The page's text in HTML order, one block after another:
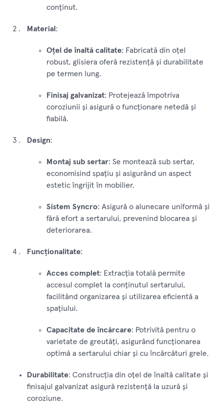
conținut.
Material :
Oțel de înaltă calitate: Fabricată din oțel
robust, glisiera oferă rezistență și durabilitate
pe termen lung.
Finisaj galvanizat: Protejează împotriva
coroziunii și asigură o funcționare netedă și
fiabilă.
Design:
Montaj sub sertar: Se montează sub sertar,
economisind spațiu și asigurând un aspect
estetic îngrijit în mobilier.
Sistem Syncro: Asigură o alunecare uniformă și
fără efort a sertarului, prevenind blocarea și
deteriorarea.
Funcționalitate:
Acces complet: Extracția totală permite
accesul complet la conținutul sertarului,
facilitând organizarea și utilizarea eficientă a
spațiului.
Capacitate de încărcare: Potrivită pentru o
varietate de greutăți, asigurând funcționarea
optimă a sertarului chiar și cu încărcături grele.
Durabilitate: Construcția din oțel de înaltă calitate și
finisajul galvanizat asigură rezistență la uzură și
coroziune.